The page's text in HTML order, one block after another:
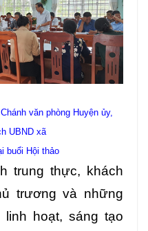
văn phòng Huyện ủy,
UBND xã
buổi Hội thảo
trung thực, khách
trương và những
hoạt, sáng tạo